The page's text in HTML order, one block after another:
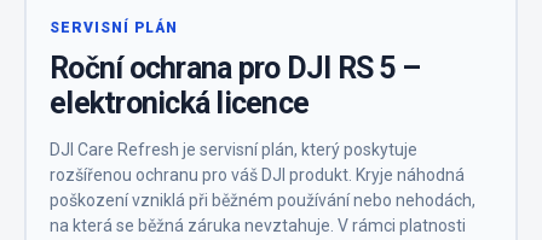
SERVISNÍ PLÁN
Roční ochrana pro DJI RS 5 –
elektronická licence
DJI Care Refresh je servisní plán, který poskytuje
rozšířenou ochranu pro váš DJI produkt. Kryje náhodná
poškození vzniklá při běžném používání nebo nehodách,
na která se běžná záruka nevztahuje. V rámci platnosti